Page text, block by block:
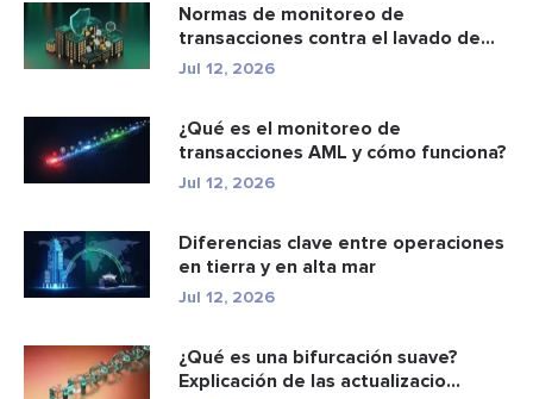
Normas de monitoreo de
transacciones contra el lavado de
dinero: c...
Jul 12, 2026
¿Qué es el monitoreo de
transacciones AML y cómo funciona?
Jul 12, 2026
Diferencias clave entre operaciones
en tierra y en alta mar
Jul 12, 2026
¿Qué es una bifurcación suave?
Explicación de las actualizacio...